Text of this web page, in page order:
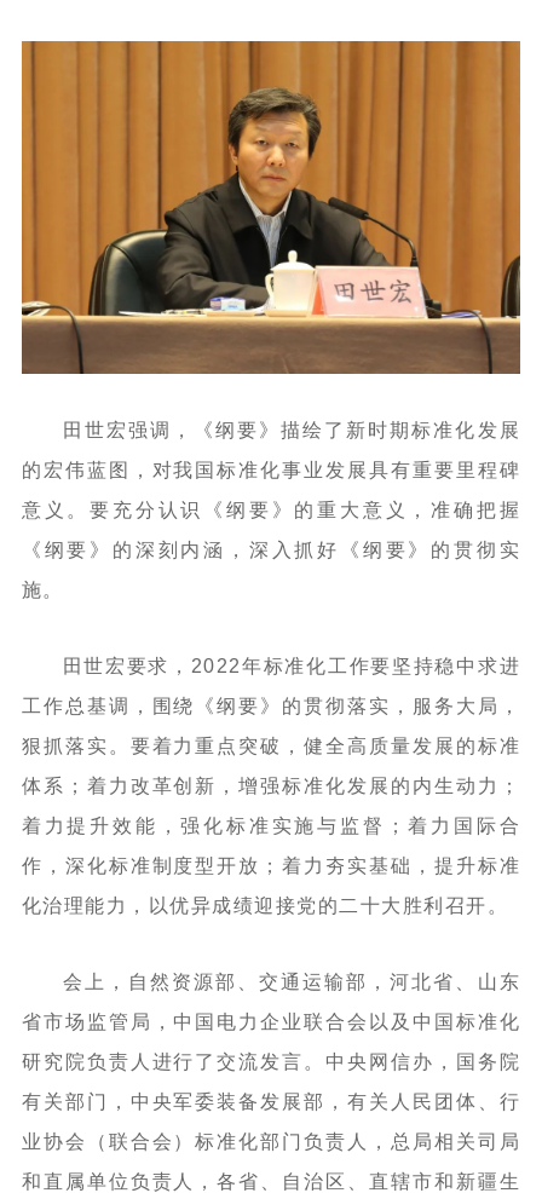
田世宏强调，《纲要》描绘了新时期标准化发展
的宏伟蓝图，对我国标准化事业发展具有重要里程碑
意义。要充分认识《纲要》的重大意义，准确把握
《纲要》的深刻内涵，深入抓好《纲要》的贯彻实
施。
田世宏要求，2022年标准化工作要坚持稳中求进
工作总基调，围绕《纲要》的贯彻落实，服务大局，
狠抓落实。要着力重点突破，健全高质量发展的标准
体系；着力改革创新，增强标准化发展的内生动力；
着力提升效能，强化标准实施与监督；着力国际合
作，深化标准制度型开放；着力夯实基础，提升标准
化治理能力，以优异成绩迎接党的二十大胜利召开。
会上，自然资源部、交通运输部，河北省、山东
省市场监管局，中国电力企业联合会以及中国标准化
研究院负责人进行了交流发言。中央网信办，国务院
有关部门，中央军委装备发展部，有关人民团体、行
业协会（联合会）标准化部门负责人，总局相关司局
和直属单位负责人，各省、自治区、直辖市和新疆生